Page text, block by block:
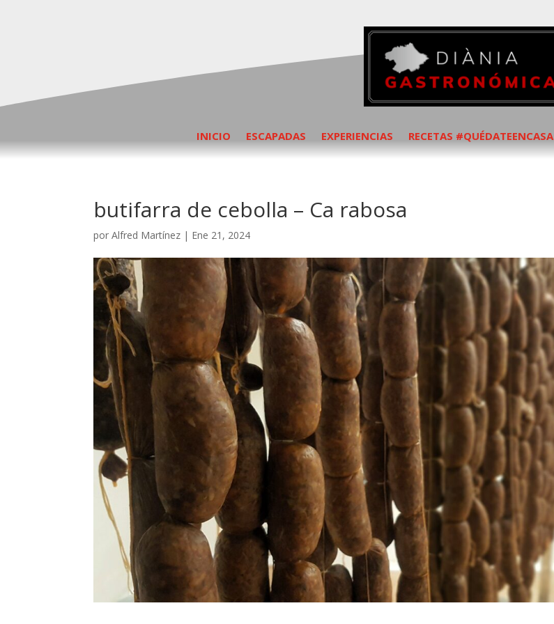
INICIO ESCAPADAS EXPERIENCIAS RECETAS #QUÉDATEENCASA
butifarra de cebolla – Ca rabosa
porAlfred Martínez | Ene 21, 2024